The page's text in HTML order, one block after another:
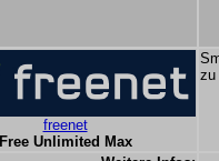
freenet
Free Unlimited Max
zu